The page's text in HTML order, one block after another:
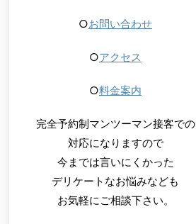
○お問い合わせ
○アクセス
○料金案内
完全予約制マンツーマン接客での
対応になりますので
今までは言いにくかった
デリケートなお悩みなども
お気軽にご相談下さい。